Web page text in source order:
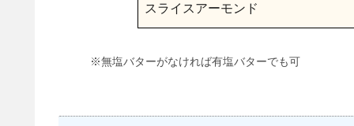
スライスアーモンド
※無塩バターがなければ有塩バターでも可